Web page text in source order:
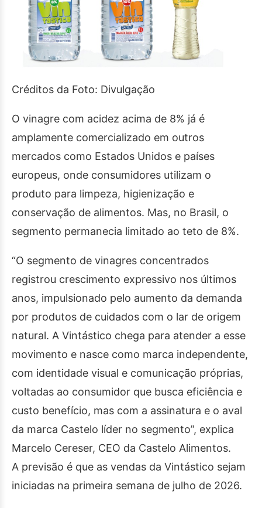
Créditos da Foto: Divulgação
O vinagre com acidez acima de 8% já é
amplamente comercializado em outros
mercados como Estados Unidos e países
europeus, onde consumidores utilizam o
produto para limpeza, higienização e
conservação de alimentos. Mas, no Brasil, o
segmento permanecia limitado ao teto de 8%.
“O segmento de vinagres concentrados
registrou crescimento expressivo nos últimos
anos, impulsionado pelo aumento da demanda
por produtos de cuidados com o lar de origem
natural. A Vintástico chega para atender a esse
movimento e nasce como marca independente,
com identidade visual e comunicação próprias,
voltadas ao consumidor que busca eficiência e
custo benefício, mas com a assinatura e o aval
da marca Castelo líder no segmento”, explica
Marcelo Cereser, CEO da Castelo Alimentos.
A previsão é que as vendas da Vintástico sejam
iniciadas na primeira semana de julho de 2026.